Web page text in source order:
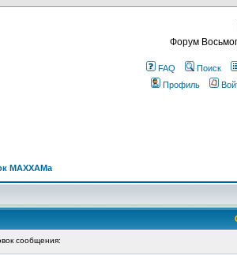
Форум
FAQ Поиск
Профиль
МАХХАМa
сообщения: